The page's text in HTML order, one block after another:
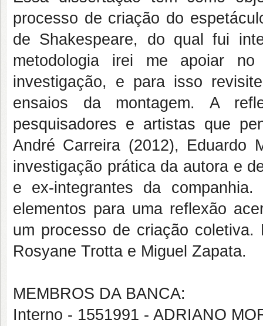
processo de criação do
de Shakespeare, do qual fui
metodologia irei me apoiar
investigação, e para isso
ensaios da montagem. A
pesquisadores e artistas que
André Carreira (2012), Eduardo
investigação prática da autora e
e ex-integrantes da
elementos para uma reflexão
um processo de criação coletiva.
Rosyane Trotta e Miguel Zapata.
MEMBROS DA BANCA:
Interno - 1551991 - ADRIANO